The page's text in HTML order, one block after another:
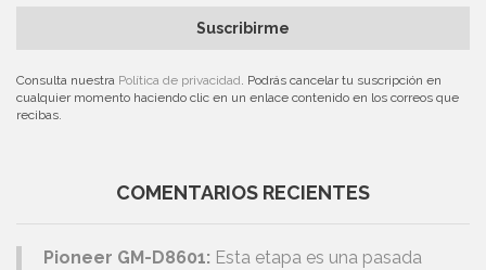
Suscribirme
Consulta nuestra Política de privacidad. Podrás cancelar tu suscripción en
cualquier momento haciendo clic en un enlace contenido en los correos que
recibas.
COMENTARIOS RECIENTES
Pioneer GM-D8601: Esta etapa es una pasada